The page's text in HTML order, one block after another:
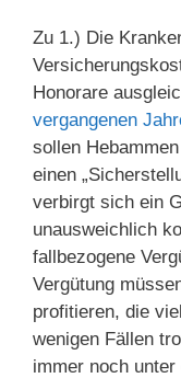
Zu 1.) Die
Honorare
vergangenen
sollen
einen
verbirgt sich ein
unausweichlich
fallbezogene
Vergütung
profitieren, die
wenigen Fällen
immer noch